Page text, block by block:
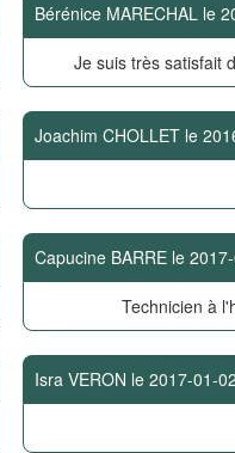
Bérénice MARECHAL le
Je suis très satisfait
Joachim CHOLLET le
Capucine BARRE le
Technicien à
Isra VERON le 2017-01-02